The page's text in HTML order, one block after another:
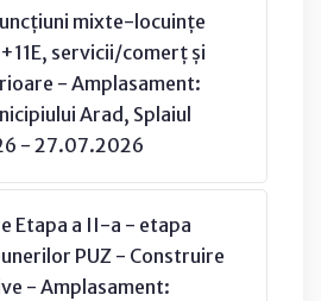
mixte-locuințe
servicii/comerț și
- Amplasament:
Arad, Splaiul
- 27.07.2026
Etapa a II-a - etapa
PUZ - Construire
- Amplasament: